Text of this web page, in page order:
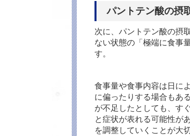
パントテン酸の摂
次に、パントテン酸の摂
ない状態の「極端に食事
す。
食事量や食事内容は日に
に偏ったりする場合もあ
が不足したとしても、す
と症状が表れる可能性が
を調整していくことが大